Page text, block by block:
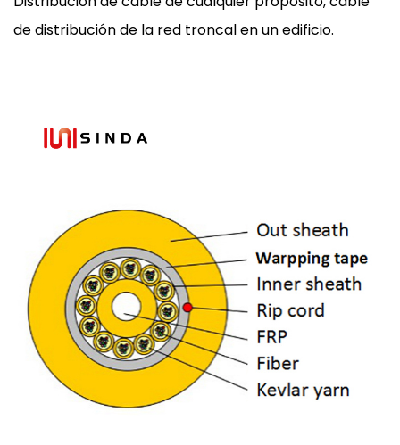
de distribución de la red troncal en un edificio.